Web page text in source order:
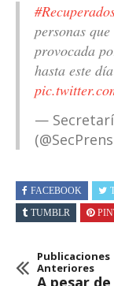
personas
provocada
hasta este
—
FACEBOOK
TUMBLR
Publicaciones
Anteriores
A pesar de